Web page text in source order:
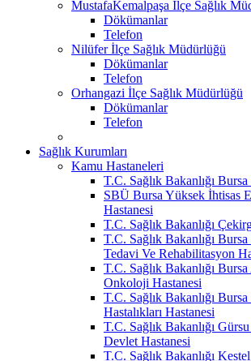
MustafaKemalpaşa İlçe Sağlık
Dökümanlar
Telefon
Nilüfer İlçe Sağlık Müdürlüğü
Dökümanlar
Telefon
Orhangazi İlçe Sağlık Müdürlüğü
Dökümanlar
Telefon
Sağlık Kurumları
Kamu Hastaneleri
T.C. Sağlık Bakanlığı
SBÜ Bursa Yüksek İhtisas
Hastanesi
T.C. Sağlık Bakanlığı
T.C. Sağlık Bakanlığı
Tedavi Ve Rehabilitasyon
T.C. Sağlık Bakanlığı
Onkoloji Hastanesi
T.C. Sağlık Bakanlığı
Hastalıkları Hastanesi
T.C. Sağlık Bakanlığı
Devlet Hastanesi
T.C. Sağlık Bakanlığı